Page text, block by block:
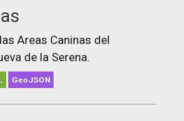
Areas Caninas del
de la Serena.
GeoJSON